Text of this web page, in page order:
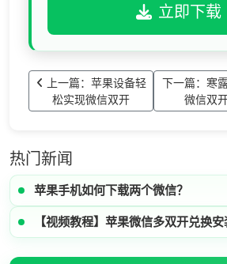
立即下载
上一篇：苹果设备轻
松实现微信双开
下一篇：寒
微信双
热门新闻
苹果手机如何下载两个微信？
【视频教程】苹果微信多双开兑换